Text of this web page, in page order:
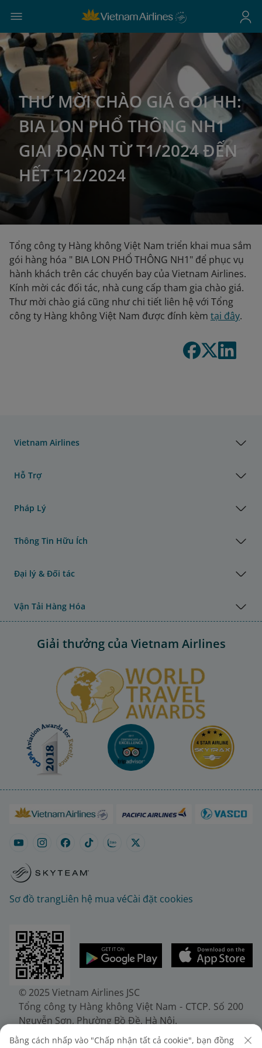
THƯ MỜI CHÀO GIÁ GÓI HH:
BIA LON PHỔ THÔNG NH1
GIAI ĐOẠN TỪ T1/2024 ĐẾN
HẾT T12/2024
Tổng công ty Hàng không Việt Nam triển khai mua sắm
gói hàng hóa " BIA LON PHỔ THÔNG NH1" để phục vụ
hành khách trên các chuyến bay của Vietnam Airlines.
Kính mời các đối tác, nhà cung cấp tham gia chào giá.
Thư mời chào giá cũng như chi tiết liên hệ với Tổng
công ty Hàng không Việt Nam được đính kèm tại đây.
Vietnam Airlines
Hỗ Trợ
Pháp Lý
Thông Tin Hữu Ích
Đại lý & Đối tác
Vận Tải Hàng Hóa
Giải thưởng của Vietnam Airlines
Sơ đồ trangLiên hệ mua véCài đặt cookies
© 2025 Vietnam Airlines JSC
Tổng công ty Hàng không Việt Nam - CTCP. Số 200
Nguyễn Sơn, Phường Bồ Đề, Hà Nội.
Điện thoại: (+84-24) 38272289. Fax: (+84-24)
Bằng cách nhấp vào "Chấp nhận tất cả cookie", bạn đồng